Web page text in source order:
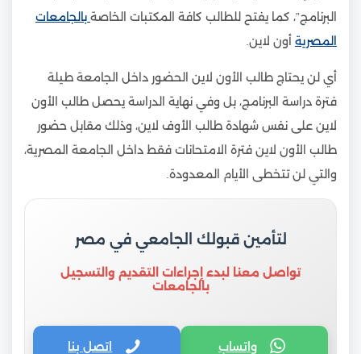
البرنامج”، كما يفتح للطالب كافة المكتبات الخاصة بالجامعات
المصرية أون لاين.
أي لن يحتاج طالب الأون لاين الحضور داخل الجامعة طيلة
فترة دراسة البرنامج، بل وفي نهاية الدراسة يحصل طالب الأون
لاين على نفس شهادة طالب الأوف لاين، وذلك مقابل حضور
طالب الأون لاين فترة الامتحانات فقط داخل الجامعة المصرية،
والتي لن تتخطى الأيام المعدودة.
لتأمين قبولك الجامعي في مصر
تواصل معنا لبدء إجراءات التقديم والتسجيل
بالجامعات
واتساب اتصل بنا